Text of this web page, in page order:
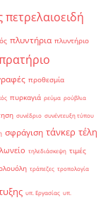
πετρελαιοειδή
πλυντήρια πλυντήριο
προθεσμία
πυρκαγιά ρεύμα ρούβλια
συνέδριο συνέντευξη τύπου
σφράγιση τάνκερ τέλη
τηλεδιάσκεψη τιμές
τράπεζες τροπολογία
υπ. Εργασίας υπ.